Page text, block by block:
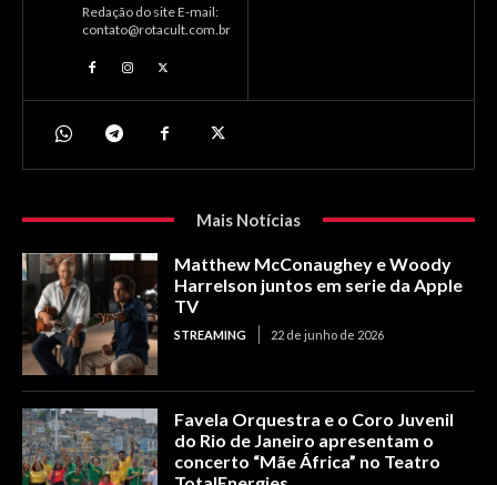
Redação do site E-mail:
contato@rotacult.com.br
Mais Notícias
Matthew McConaughey e Woody
Harrelson juntos em serie da Apple
TV
STREAMING 22 de junho de 2026
Favela Orquestra e o Coro Juvenil
do Rio de Janeiro apresentam o
concerto “Mãe África” no Teatro